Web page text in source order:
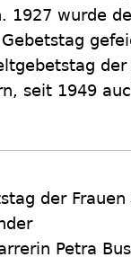
1927 wurde
seit 1949
der Frauen
Petra